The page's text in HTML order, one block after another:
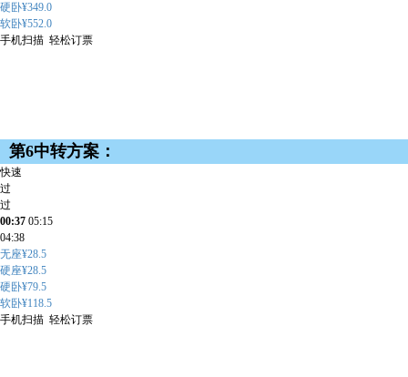
硬卧¥349.0
软卧¥552.0
手机扫描 轻松订票
第6中转方案：
快速
过
过
00:37 05:15
04:38
无座¥28.5
硬座¥28.5
硬卧¥79.5
软卧¥118.5
手机扫描 轻松订票